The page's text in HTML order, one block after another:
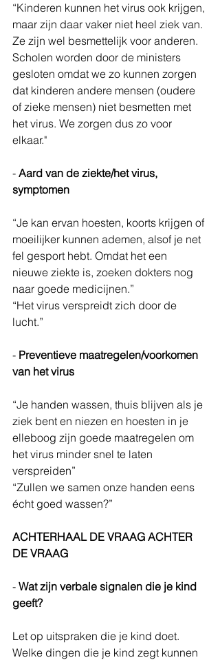
“Kinderen kunnen het virus ook krijgen,
maar zijn daar vaker niet heel ziek van.
Ze zijn wel besmettelijk voor anderen.
Scholen worden door de ministers
gesloten omdat we zo kunnen zorgen
dat kinderen andere mensen (oudere
of zieke mensen) niet besmetten met
het virus. We zorgen dus zo voor
elkaar."
- Aard van de ziekte/het virus,
symptomen
“Je kan ervan hoesten, koorts krijgen of
moeilijker kunnen ademen, alsof je net
fel gesport hebt. Omdat het een
nieuwe ziekte is, zoeken dokters nog
naar goede medicijnen.”
“Het virus verspreidt zich door de
lucht.”
- Preventieve maatregelen/voorkomen
van het virus
“Je handen wassen, thuis blijven als je
ziek bent en niezen en hoesten in je
elleboog zijn goede maatregelen om
het virus minder snel te laten
verspreiden”
“Zullen we samen onze handen eens
écht goed wassen?”
ACHTERHAAL DE VRAAG ACHTER
DE VRAAG
- Wat zijn verbale signalen die je kind
geeft?
Let op uitspraken die je kind doet.
Welke dingen die je kind zegt kunnen